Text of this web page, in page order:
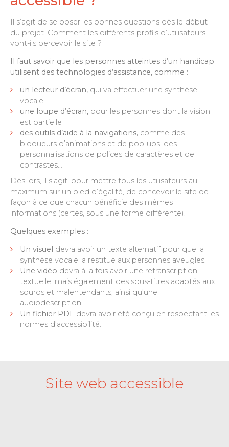
Il s’agit de se poser les bonnes questions dès le début
du projet. Comment les différents profils d’utilisateurs
vont-ils percevoir le site ?
Il faut savoir que les personnes atteintes d’un handicap
utilisent des technologies d’assistance, comme :
un lecteur d’écran,qui va effectuer une synthèse
vocale,
une loupe d’écran,pour les personnes dont la vision
est partielle
des outils d’aide à la navigations,comme des
bloqueurs d’animations et de pop-ups, des
personnalisations de polices de caractères et de
contrastes…
Dès lors, il s’agit, pour mettre tous les utilisateurs au
maximum sur un pied d’égalité, de concevoir le site de
façon à ce que chacun bénéficie des mêmes
informations (certes, sous une forme différente).
Quelques exemples :
Un visuel devra avoir un texte alternatif pour que la
synthèse vocale la restitue aux personnes aveugles.
Une vidéo devra à la fois avoir une retranscription
textuelle, mais également des sous-titres adaptés aux
sourds et malentendants, ainsi qu’une
audiodescription.
Un fichier PDFdevra avoir été conçu en respectant les
normes d’accessibilité.
Site web accessible